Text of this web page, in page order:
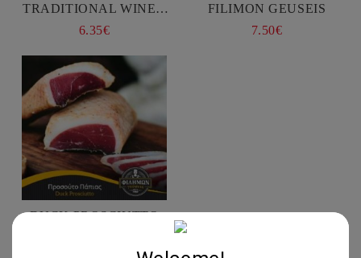
TRADITIONAL WINED
AND SMOKED 400GR -
6.35€
FILIMON GEUSEIS
7.50€
DUCK PROSCIUTTO
70GR - FILIMON GEUSEIS